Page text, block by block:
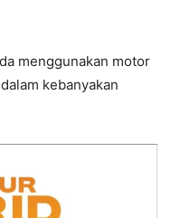
menggunakan motor
kebanyakan